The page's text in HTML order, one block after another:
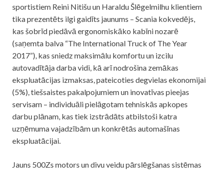
sportistiem Reini Nitišu un Haraldu Šlēgelmilhu klientiem
tika prezentēts ilgi gaidīts jaunums – Scania kokvedējs,
kas šobrīd piedāvā ergonomiskāko kabīni nozarē
(saņemta balva “The International Truck of The Year
2017”), kas sniedz maksimālu komfortu un izcilu
autovadītāja darba vidi, kā arī nodrošina zemākas
ekspluatācijas izmaksas, pateicoties degvielas ekonomijai
(5%), tiešsaistes pakalpojumiem un inovatīvas pieejas
servisam – individuāli pielāgotam tehniskās apkopes
darbu plānam, kas tiek izstrādāts atbilstoši katra
uzņēmuma vajadzībām un konkrētās automašīnas
ekspluatācijai.
Jauns 500Zs motors un divu veidu pārslēgšanas sistēmas